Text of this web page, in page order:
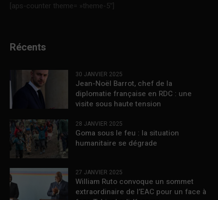
[aps-counter theme= »theme-5″]
Récents
30 JANVIER 2025
Jean-Noël Barrot, chef de la
diplomatie française en RDC : une
visite sous haute tension
28 JANVIER 2025
Goma sous le feu : la situation
humanitaire se dégrade
27 JANVIER 2025
William Ruto convoque un sommet
extraordinaire de l’EAC pour un face à